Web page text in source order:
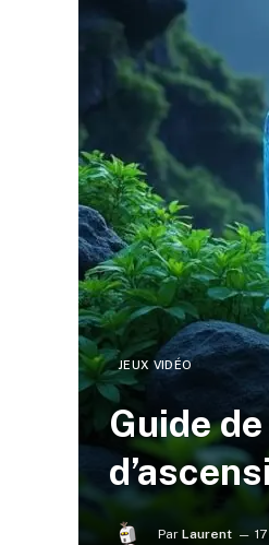
JEUX VIDÉO
Guide
Par Laurent